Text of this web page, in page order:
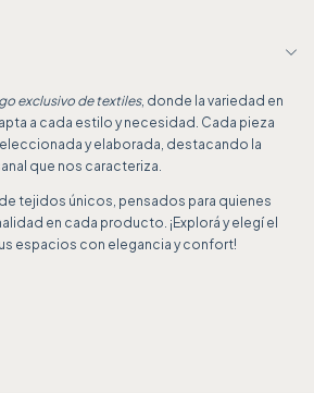
exclusivo de textiles, donde la variedad en
a cada estilo y necesidad. Cada pieza
y elaborada, destacando la
que nos caracteriza.
tejidos únicos, pensados para quienes
en cada producto. ¡Explorá y elegí el
espacios con elegancia y confort!